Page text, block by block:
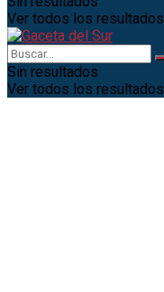
Ver todos los resultados
Sin resultados
Ver todos los resultados